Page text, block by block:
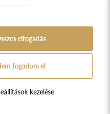
Alapítvány támogatója:
elfogadás
fogadom el
kezelése